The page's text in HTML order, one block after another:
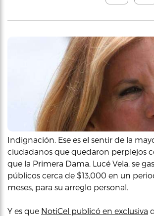
Indignación. Ese es el sentir de la
ciudadanos que quedaron perplejos
que la Primera Dama, Lucé Vela, se
públicos cerca de $13,000 en un
meses, para su arreglo personal.
Y es que NotiCel publicó en exclusiva